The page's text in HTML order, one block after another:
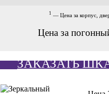
1 — Цена за корпус,
Цена за
ЗАКАЗАТЬ